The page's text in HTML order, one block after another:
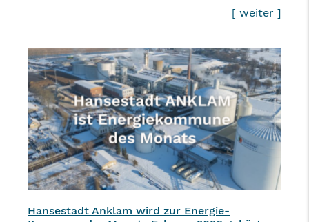
[ weiter ]
Hansestadt Anklam wird zur Energie-